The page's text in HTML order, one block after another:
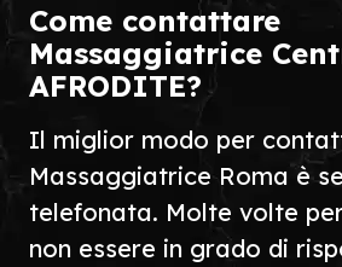
Come contattare
Massaggiatrice
AFRODITE?
Il miglior modo per
Massaggiatrice Roma è
telefonata. Molte volte
non essere in grado di